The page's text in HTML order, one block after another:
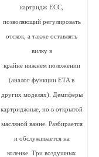
картридж ECC,
позволяющий регулировать
отскок, а также оставлять
вилку в
крайне нижнем положении
(аналог функции ETA в
других моделях). Демпферы
картриджные, но в открытой
масляной ванне. Разбирается
и обслуживается на
коленке. Три воздушных